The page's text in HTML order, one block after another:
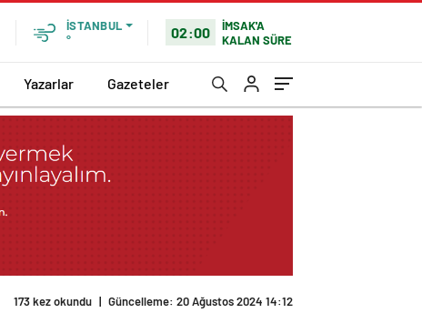
İSTANBUL
°
02:00
İMSAK'A
KALAN SÜRE
Yazarlar Gazeteler
173 kez okundu | Güncelleme: 20 Ağustos 2024 14:12